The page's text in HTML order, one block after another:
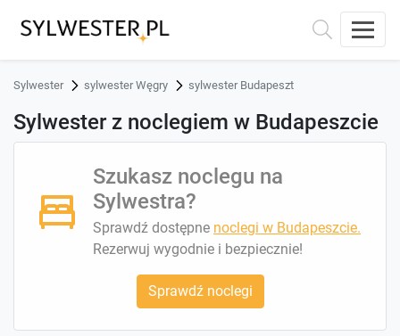
Sylwester sylwester Węgry sylwester Budapeszt
Sylwester z noclegiem w Budapeszcie
Szukasz noclegu na
Sylwestra?
Sprawdź dostępne noclegi w Budapeszcie.
Rezerwuj wygodnie i bezpiecznie!
Sprawdź noclegi